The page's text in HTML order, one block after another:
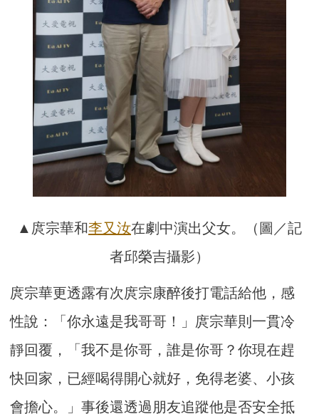
▲庹宗華和李又汝在劇中演出父女。（圖／記
者邱榮吉攝影）
庹宗華更透露有次庹宗康醉後打電話給他，感
性說：「你永遠是我哥哥！」庹宗華則一貫冷
靜回覆，「我不是你哥，誰是你哥？你現在趕
快回家，已經喝得開心就好，免得老婆、小孩
會擔心。」事後還透過朋友追蹤他是否安全抵